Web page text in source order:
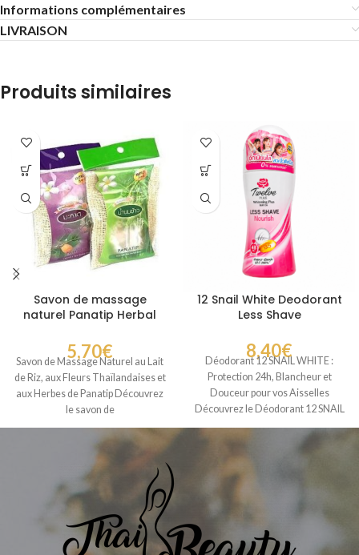
Informations complémentaires
LIVRAISON
Produits similaires
Savon de massage
naturel Panatip Herbal
5,70€
Savon de Massage Naturel au Lait
de Riz, aux Fleurs Thaïlandaises et
aux Herbes de Panatip Découvrez
le savon de
12 Snail White Deodorant
Less Shave
8,40€
Déodorant 12 SNAIL WHITE :
Protection 24h, Blancheur et
Douceur pour vos Aisselles
Découvrez le Déodorant 12 SNAIL